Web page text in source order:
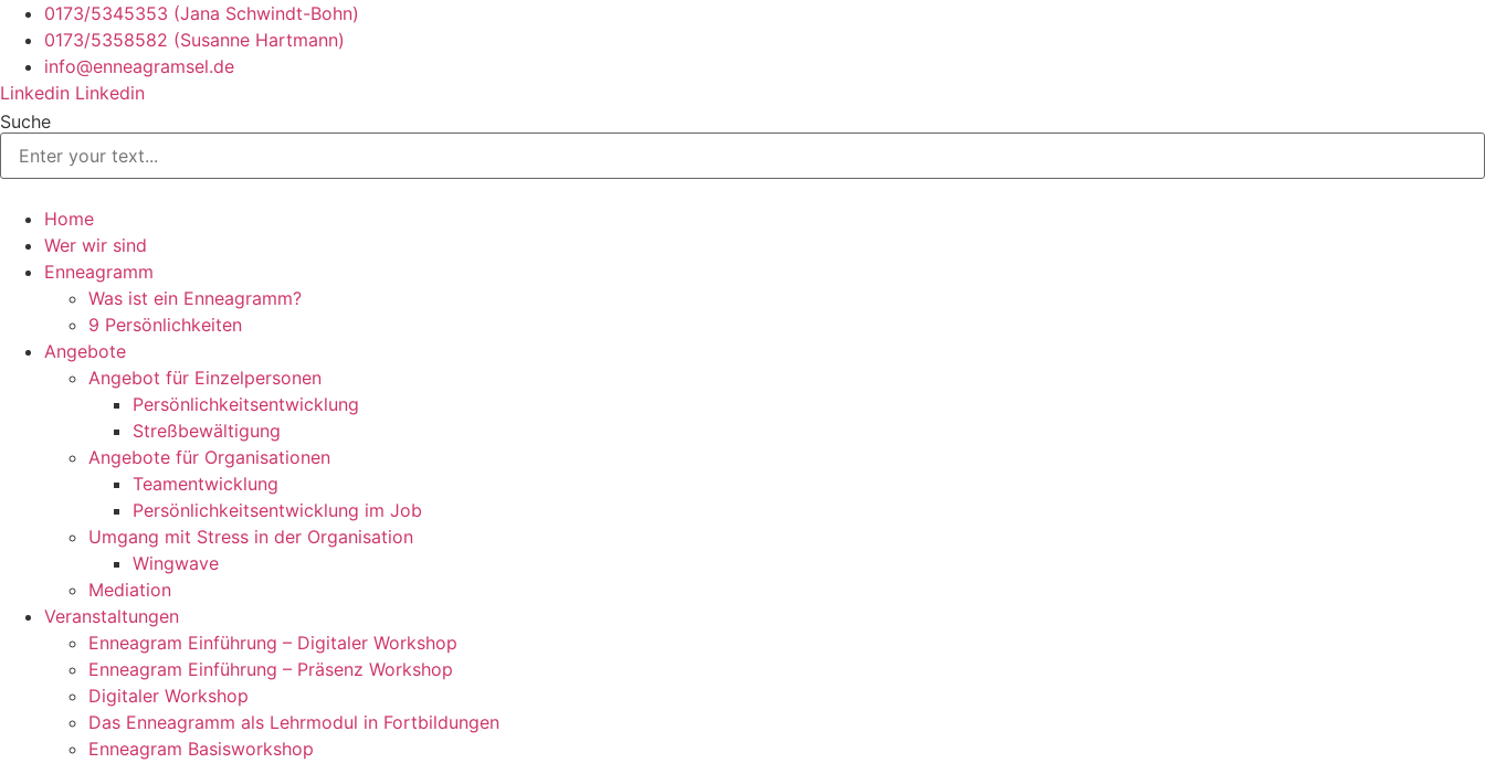
Zum
Inhalt
springen
0173/5345353 (Jana Schwindt-Bohn)
0173/5358582 (Susanne Hartmann)
info@enneagramsel.de
Linkedin Linkedin
Suche
Home
Wer wir sind
Enneagramm
Was ist ein Enneagramm?
9 Persönlichkeiten
Angebote
Angebot für Einzelpersonen
Persönlichkeitsentwicklung
Streßbewältigung
Angebote für Organisationen
Teamentwicklung
Persönlichkeitsentwicklung im Job
Umgang mit Stress in der Organisation
Wingwave
Mediation
Veranstaltungen
Enneagram Einführung – Digitaler Workshop
Enneagram Einführung – Präsenz Workshop
Digitaler Workshop
Das Enneagramm als Lehrmodul in Fortbildungen
Enneagram Basisworkshop